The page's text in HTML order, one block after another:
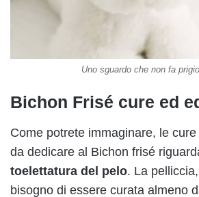
Uno sguardo che non fa
Bichon Frisé cure ed
Come potrete immaginare, le
da dedicare al Bichon frisé
toelettatura del pelo. La
bisogno di essere curata almeno